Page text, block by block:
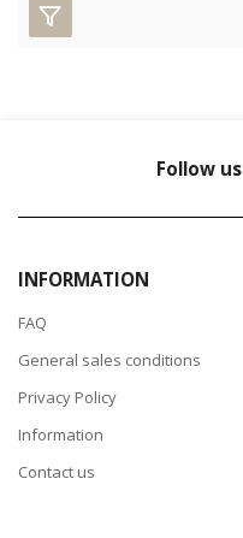
Follow us
INFORMATION
FAQ
General sales conditions
Privacy Policy
Information
Contact us